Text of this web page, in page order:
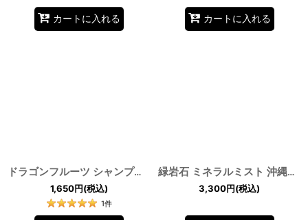
カートに入れる カートに入れる
ドラゴンフルーツ シャンプーバー 枠練固形石鹸 コールドプロセス 沖縄産 果肉エキス by EMAJINY
1,650円(税込)
1件
緑岩石 ミネラルミスト 沖縄県国頭郡今帰仁村産 ナキジンウォーター スキンミスト by EMAJINY
3,300円(税込)